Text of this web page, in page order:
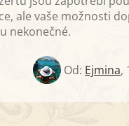
ale vaše možnosti
nekonečné.
Od: Ejmina,